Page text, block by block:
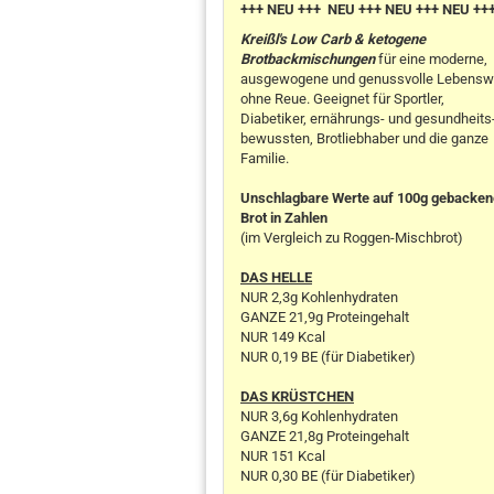
+++ NEU +++ NEU +++ NEU +++ NEU
Kreißl's Low Carb & ketogene
Brotbackmischungenfür eine moderne,
ausgewogene und genussvolle
ohne Reue. Geeignet für Sportler,
Diabetiker, ernährungs- und
bewussten, Brotliebhaber und die ganze
Familie.
Unschlagbare Werte auf 100g
Brot in Zahlen
(im Vergleich zu Roggen-Mischbrot)
DAS HELLE
NUR 2,3g Kohlenhydraten
GANZE 21,9g Proteingehalt
NUR 149 Kcal
NUR 0,19 BE (für Diabetiker)
DAS KRÜSTCHEN
NUR 3,6g Kohlenhydraten
GANZE 21,8g Proteingehalt
NUR 151 Kcal
NUR 0,30 BE (für Diabetiker)